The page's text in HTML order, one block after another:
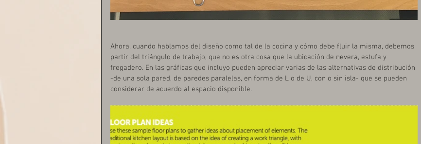
Ahora, cuando hablamos del diseño como tal de la cocina y cómo debe fluir la misma, debemos
partir del triángulo de trabajo, que no es otra cosa que la ubicación de nevera, estufa y
fregadero. En las gráficas que incluyo pueden apreciar varias de las alternativas de distribución
-de una sola pared, de paredes paralelas, en forma de L o de U, con o sin isla- que se pueden
considerar de acuerdo al espacio disponible.